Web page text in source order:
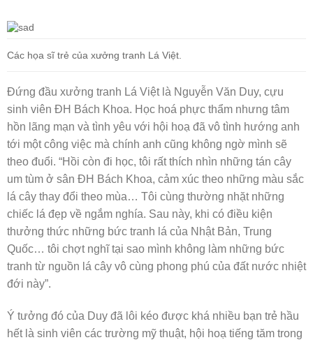
Các họa sĩ trẻ của xưởng tranh Lá Việt.
Đứng đầu xưởng tranh Lá Việt là Nguyễn Văn Duy, cựu
sinh viên ĐH Bách Khoa. Học hoá phực thẩm nhưng tâm
hồn lãng mạn và tình yêu với hội hoạ đã vô tình hướng anh
tới một công việc mà chính anh cũng không ngờ mình sẽ
theo đuổi. “Hồi còn đi học, tôi rất thích nhìn những tán cây
um tùm ở sân ĐH Bách Khoa, cảm xúc theo những màu sắc
lá cây thay đổi theo mùa… Tôi cùng thường nhặt những
chiếc lá đẹp về ngắm nghía. Sau này, khi có điều kiện
thưởng thức những bức tranh lá của Nhật Bản, Trung
Quốc… tôi chợt nghĩ tại sao mình không làm những bức
tranh từ nguồn lá cây vô cùng phong phú của đất nước nhiệt
đới này”.
Ý tưởng đó của Duy đã lôi kéo được khá nhiều bạn trẻ hầu
hết là sinh viên các trường mỹ thuật, hội hoạ tiếng tăm trong